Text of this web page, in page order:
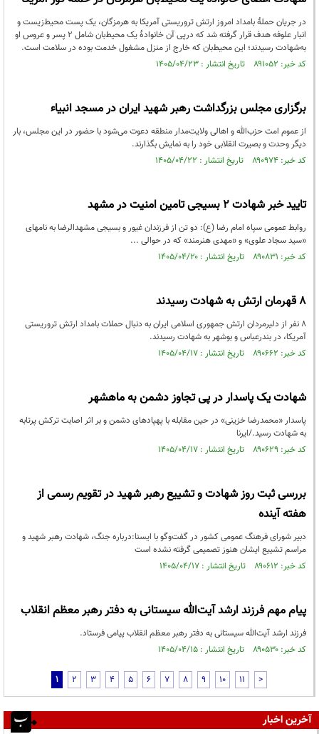
در جریان حملهٔ بامداد امروز ارتش تروریستی آمریکا به هرمزگان، یک پست محیط‌زیست و
انبار علوفه هدف قرار گرفته شد که درپی آن خانوادهٔ یک محیط‌بان شامل ۲ پسر و عروس او
به‌شهادت رسیدند؛ این محیط‌بان که خارج از منزل مشغول خدمت بوده در سلامت است.
کد خبر: ۸۹۱۰۵۲ تاریخ انتشار : ۱۴۰۵/۰۴/۲۳
برگزاری مجلس بزرگداشت رهبر شهید ایران در مسجد انبیاء
از عموم امت حزب‌الله و اهالی ولایت‌مدار منطقه دعوت می‌شود با حضور در این مجلس، بار
دیگر وحدت و بصیرت انقلابی خود را به نمایش بگذارند.
کد خبر: ۸۹۰۹۷۴ تاریخ انتشار : ۱۴۰۵/۰۴/۲۲
تایید خبر شهادت ۲ بسیجی تامین امنیت در مشهد
روابط عمومی سپاه امام رضا (ع): دو تن از فرزندان غیور و بسیجی مشهدالرضا به نامهای
«سید سجاد علوی» و «مهدی هنرمند» که در حوالی ...
کد خبر: ۸۹۰۸۳۱ تاریخ انتشار : ۱۴۰۵/۰۴/۲۰
۸ قهرمان ارتش به شهادت رسیدند
۸ نفر از دلیرمردان ارتش جمهوری اسلامی ایران به دنبال حملات بامداد ارتش تروریستی
آمریکا، در بندرعباس و بوشهر به شهادت رسیدند.
کد خبر: ۸۹۰۶۶۲ تاریخ انتشار : ۱۴۰۵/۰۴/۱۷
شهادت یک پاسدار در پی تجاوز دشمن به ماهشهر
پاسدار «محمدرضا خزینی» در حین مقابله با پهپادهای دشمن و بر اثر اصابت ترکش پرتابه
به شهادت رسید./ایرنا
کد خبر: ۸۹۰۶۲۹ تاریخ انتشار : ۱۴۰۵/۰۴/۱۷
بررسی ثبت روز شهادت و تشییع رهبر شهید در تقویم رسمی از
هفته آینده
دبیر شورای فرهنگ عمومی کشور در گفت‌وگو با ایسنا:درباره جنگ، شهادت رهبر شهید و
مراسم تشییع ایشان هنوز تصمیمی گرفته نشده است
کد خبر: ۸۹۰۶۱۲ تاریخ انتشار : ۱۴۰۵/۰۴/۱۷
پیام مهم فرزند ارشد آیت‌الله سیستانی به دفتر رهبر معظم انقلاب
فرزند ارشد آیت‌الله سیستانی به دفتر رهبر معظم انقلاب پیامی فرستاد.
کد خبر: ۸۹۰۵۳۰ تاریخ انتشار : ۱۴۰۵/۰۴/۱۵
1 2 3 4 5 6 7 8 9 10 11 >
آخرین اخبار